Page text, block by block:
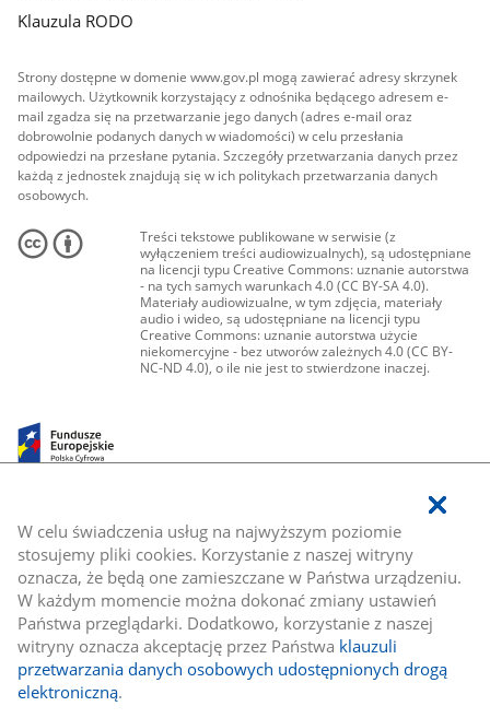
W celu świadczenia usług na najwyższym poziomie
stosujemy pliki cookies. Korzystanie z naszej witryny
oznacza, że będą one zamieszczane w Państwa urządzeniu.
W każdym momencie można dokonać zmiany ustawień
Państwa przeglądarki. Dodatkowo, korzystanie z naszej
witryny oznacza akceptację przez Państwa klauzuli
przetwarzania danych osobowych udostępnionych drogą
elektroniczną.
Klauzula RODO
Strony dostępne w domenie www.gov.pl mogą zawierać adresy skrzynek
mailowych. Użytkownik korzystający z odnośnika będącego adresem e-
mail zgadza się na przetwarzanie jego danych (adres e-mail oraz
dobrowolnie podanych danych w wiadomości) w celu przesłania
odpowiedzi na przesłane pytania. Szczegóły przetwarzania danych przez
każdą z jednostek znajdują się w ich politykach przetwarzania danych
osobowych.
Treści tekstowe publikowane w serwisie (z
wyłączeniem treści audiowizualnych), są udostępniane
na licencji typu Creative Commons: uznanie autorstwa
- na tych samych warunkach 4.0 (CC BY-SA 4.0).
Materiały audiowizualne, w tym zdjęcia, materiały
audio i wideo, są udostępniane na licencji typu
Creative Commons: uznanie autorstwa użycie
niekomercyjne - bez utworów zależnych 4.0 (CC BY-
NC-ND 4.0), o ile nie jest to stwierdzone inaczej.